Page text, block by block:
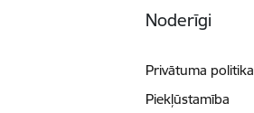
Noderīgi
Privātuma politika
Piekļūstamība